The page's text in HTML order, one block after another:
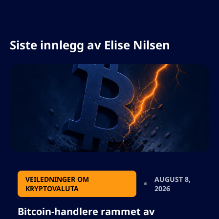
Siste innlegg av Elise Nilsen
VEILEDNINGER OM
KRYPTOVALUTA
AUGUST 8,
2026
Bitcoin-handlere rammet av